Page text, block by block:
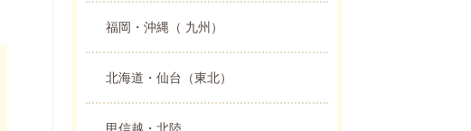
福岡・沖縄（ 九州）
北海道・仙台（東北）
甲信越・北陸